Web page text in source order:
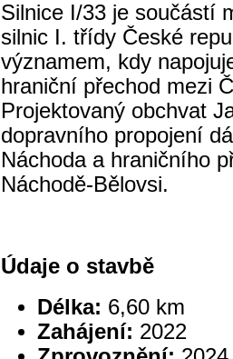
Silnice I/33 je součástí
silnic I. třídy České
významem, kdy
hraniční přechod mezi
Projektovaný obchvat
dopravního propojení
Náchoda a hraničního
Náchodě-Bělovsi.
Údaje o stavbě
Délka: 6,60 km
Zahájení: 2022